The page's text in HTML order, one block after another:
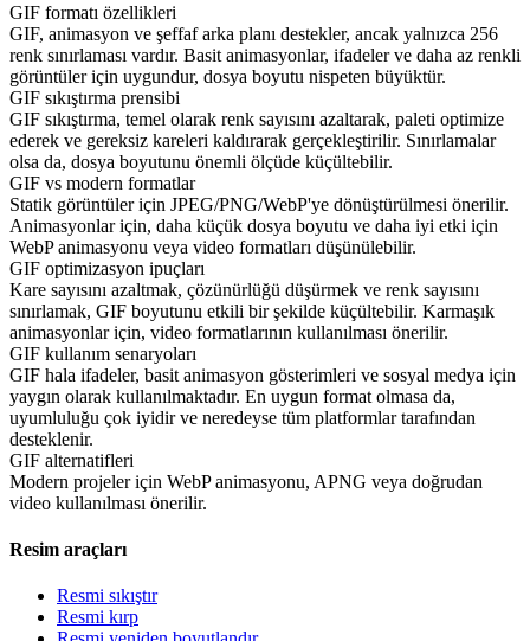
GIF formatı özellikleri
GIF, animasyon ve şeffaf arka planı destekler, ancak yalnızca 256
renk sınırlaması vardır. Basit animasyonlar, ifadeler ve daha az renkli
görüntüler için uygundur, dosya boyutu nispeten büyüktür.
GIF sıkıştırma prensibi
GIF sıkıştırma, temel olarak renk sayısını azaltarak, paleti optimize
ederek ve gereksiz kareleri kaldırarak gerçekleştirilir. Sınırlamalar
olsa da, dosya boyutunu önemli ölçüde küçültebilir.
GIF vs modern formatlar
Statik görüntüler için JPEG/PNG/WebP'ye dönüştürülmesi önerilir.
Animasyonlar için, daha küçük dosya boyutu ve daha iyi etki için
WebP animasyonu veya video formatları düşünülebilir.
GIF optimizasyon ipuçları
Kare sayısını azaltmak, çözünürlüğü düşürmek ve renk sayısını
sınırlamak, GIF boyutunu etkili bir şekilde küçültebilir. Karmaşık
animasyonlar için, video formatlarının kullanılması önerilir.
GIF kullanım senaryoları
GIF hala ifadeler, basit animasyon gösterimleri ve sosyal medya için
yaygın olarak kullanılmaktadır. En uygun format olmasa da,
uyumluluğu çok iyidir ve neredeyse tüm platformlar tarafından
desteklenir.
GIF alternatifleri
Modern projeler için WebP animasyonu, APNG veya doğrudan
video kullanılması önerilir.
Resim araçları
Resmi sıkıştır
Resmi kırp